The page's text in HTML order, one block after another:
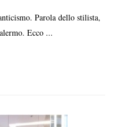
Parola dello stilista,
Ecco ...